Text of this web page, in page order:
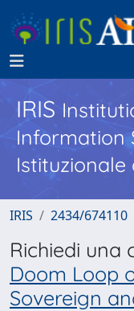
IRIS
Information
Istituzionale
IRIS 2434/674110
Richiedi una
Doom Loop
Sovereign